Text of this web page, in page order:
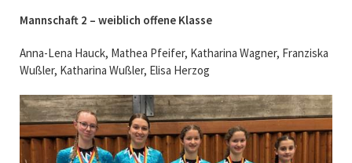
Mannschaft 2 – weiblich offene Klasse
Anna-Lena Hauck, Mathea Pfeifer, Katharina Wagner, Franziska
Wußler, Katharina Wußler, Elisa Herzog